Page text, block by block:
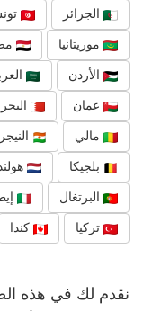
الجزائر
موريتانيا
الأردن
عمان
مالي النيجر
بلجيكا
البرتغال
تركيا كندا
نقدم لك في هذه